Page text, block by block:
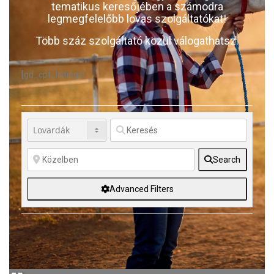
tematikus keresőjében a számodra
legmegfelelőbb lovas szolgáltatókat!
Több száz szolgáltató közül válogathatsz.
[gd_cpt_listings]
Search
Advanced Filters